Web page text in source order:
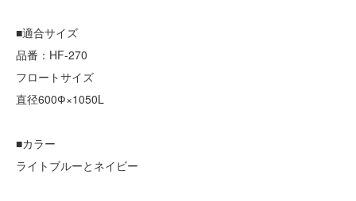
■適合サイズ
品番：HF-270
フロートサイズ
直径600Ф×1050L
■カラー
ライトブルーとネイビー